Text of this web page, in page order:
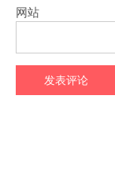
网站